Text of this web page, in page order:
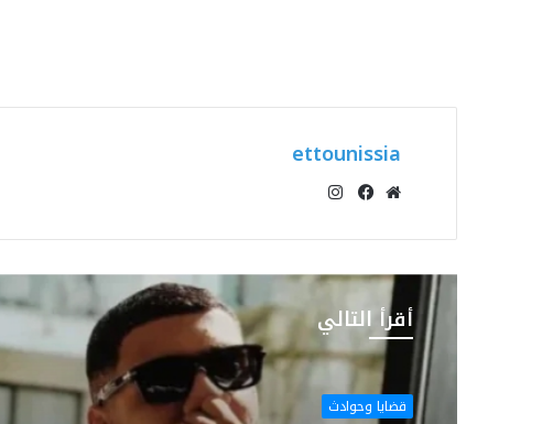
ettounissia
الويب
أقرأ التالي
قضايا وحوادث